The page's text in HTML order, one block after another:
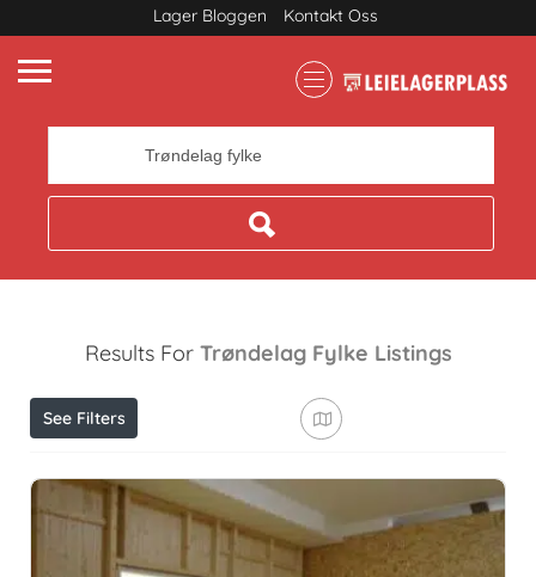
Lager Bloggen Kontakt Oss
Results For Trøndelag Fylke Listings
See Filters